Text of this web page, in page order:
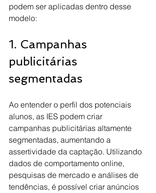
podem ser aplicadas dentro desse
modelo:
1. Campanhas
publicitárias
segmentadas
Ao entender o perfil dos potenciais
alunos, as IES podem criar
campanhas publicitárias altamente
segmentadas, aumentando a
assertividade da captação. Utilizando
dados de comportamento online,
pesquisas de mercado e análises de
tendências, é possível criar anúncios